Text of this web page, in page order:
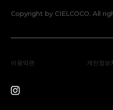
Copyright by CIELCOCO. All
이용약관 개인정보